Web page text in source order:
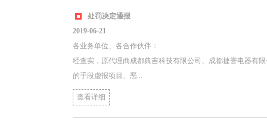
处罚决定通报
2019-06-21
各业务单位、各合作伙伴：
经查实，原代理商成都典吉科技有限公司、成都捷誉电器有
的手段虚报项目、恶...
查看详细